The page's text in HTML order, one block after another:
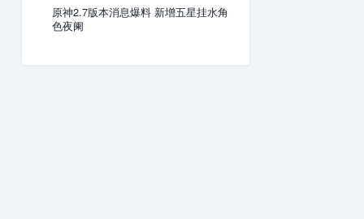
原神2.7版本消息爆料 新增五星挂水角
色夜阑